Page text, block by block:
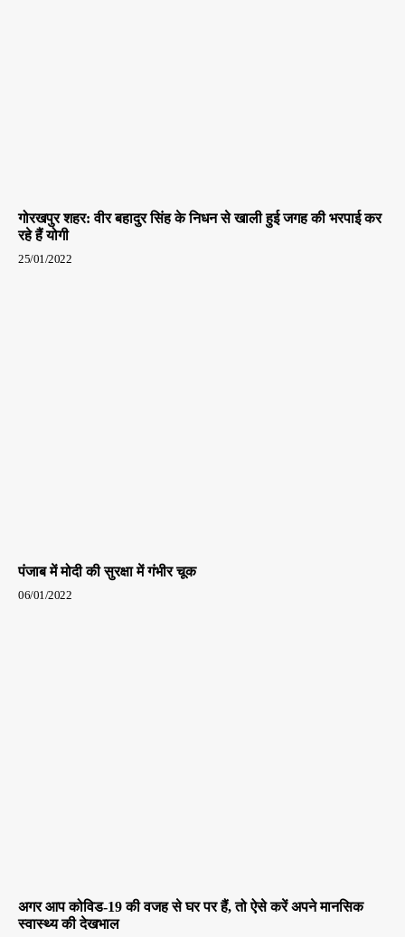
गोरखपुर शहर: वीर बहादुर सिंह के निधन से खाली हुई जगह की भरपाई कर
रहे हैं योगी
25/01/2022
पंजाब में मोदी की सुरक्षा में गंभीर चूक
06/01/2022
अगर आप कोविड-19 की वजह से घर पर हैं, तो ऐसे करें अपने मानसिक
स्वास्थ्य की देखभाल